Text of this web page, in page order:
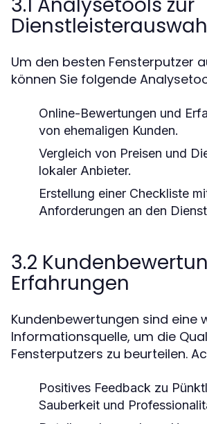
Um den besten Fensterputzer
können Sie folgende
Online-Bewertungen und
von ehemaligen Kunden.
Vergleich von Preisen und
lokaler Anbieter.
Erstellung einer Checkliste
Anforderungen an den
3.2
Erfahrungen
Kundenbewertungen sind eine
Informationsquelle, um die
Fensterputzers zu beurteilen.
Positives Feedback zu
Sauberkeit und